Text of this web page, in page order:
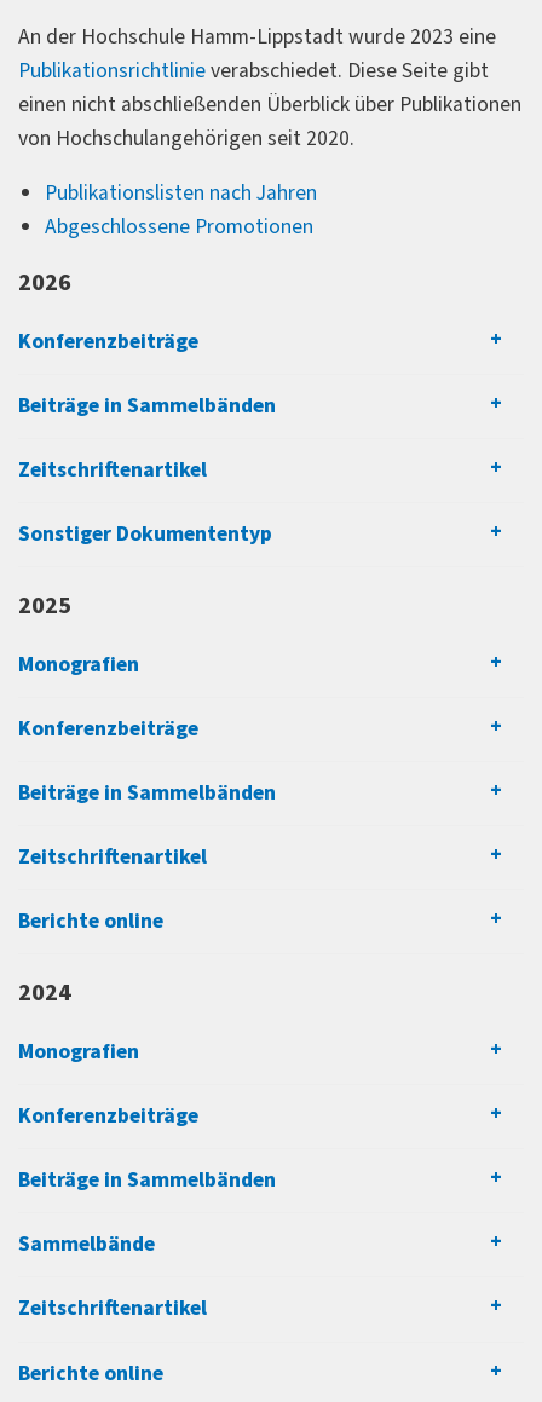
An der Hochschule Hamm-Lippstadt wurde 2023 eine
Publikationsrichtlinieverabschiedet. Diese Seite gibt
einen nicht abschließenden Überblick über Publikationen
von Hochschulangehörigen seit 2020.
Publikationslisten nach Jahren
Abgeschlossene Promotionen
2026
Konferenzbeiträge
Beiträge in Sammelbänden
Zeitschriftenartikel
Sonstiger Dokumententyp
2025
Monografien
Konferenzbeiträge
Beiträge in Sammelbänden
Zeitschriftenartikel
Berichte online
2024
Monografien
Konferenzbeiträge
Beiträge in Sammelbänden
Sammelbände
Zeitschriftenartikel
Berichte online